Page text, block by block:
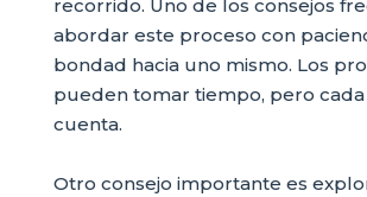
recorrido. Uno de los consejos
abordar este proceso con
bondad hacia uno mismo. Los
pueden tomar tiempo, pero
cuenta.
Otro consejo importante es